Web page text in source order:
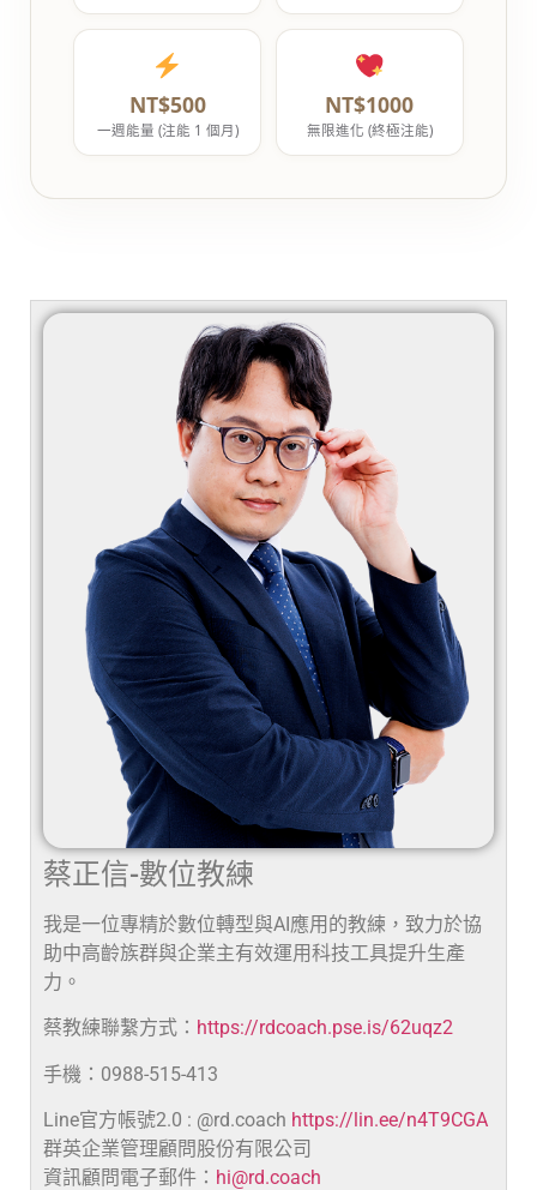
NT$500
一週能量 (注能 1 個月)
NT$1000
無限進化 (終極注能)
蔡正信-數位教練
我是一位專精於數位轉型與AI應用的教練，致力於協
助中高齡族群與企業主有效運用科技工具提升生產
力。
蔡教練聯繫方式： https://rdcoach.pse.is/62uqz2
手機：0988-515-413
Line官方帳號2.0 : @rd.coach https://lin.ee/n4T9CGA
群英企業管理顧問股份有限公司
資訊顧問電子郵件： hi@rd.coach